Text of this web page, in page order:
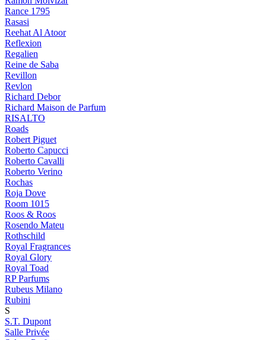
Rance 1795
Rasasi
Reehat Al Atoor
Reflexion
Regalien
Reine de Saba
Revillon
Revlon
Richard Debor
Richard Maison de Parfum
RISALTO
Roads
Robert Piguet
Roberto Capucci
Roberto Cavalli
Roberto Verino
Rochas
Roja Dove
Room 1015
Roos & Roos
Rosendo Mateu
Rothschild
Royal Fragrances
Royal Glory
Royal Toad
RP Parfums
Rubeus Milano
Rubini
S
S.T. Dupont
Salle Privée